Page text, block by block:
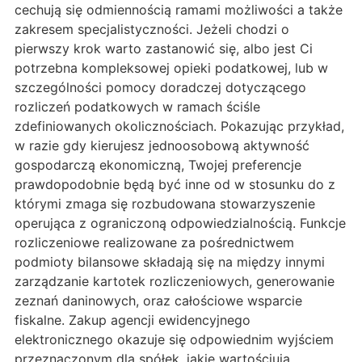
cechują się odmiennością ramami możliwości a także
zakresem specjalistyczności. Jeżeli chodzi o
pierwszy krok warto zastanowić się, albo jest Ci
potrzebna kompleksowej opieki podatkowej, lub w
szczególności pomocy doradczej dotyczącego
rozliczeń podatkowych w ramach ściśle
zdefiniowanych okolicznościach. Pokazując przykład,
w razie gdy kierujesz jednoosobową aktywność
gospodarczą ekonomiczną, Twojej preferencje
prawdopodobnie będą być inne od w stosunku do z
którymi zmaga się rozbudowana stowarzyszenie
operująca z ograniczoną odpowiedzialnością. Funkcje
rozliczeniowe realizowane za pośrednictwem
podmioty bilansowe składają się na między innymi
zarządzanie kartotek rozliczeniowych, generowanie
zeznań daninowych, oraz całościowe wsparcie
fiskalne. Zakup agencji ewidencyjnego
elektronicznego okazuje się odpowiednim wyjściem